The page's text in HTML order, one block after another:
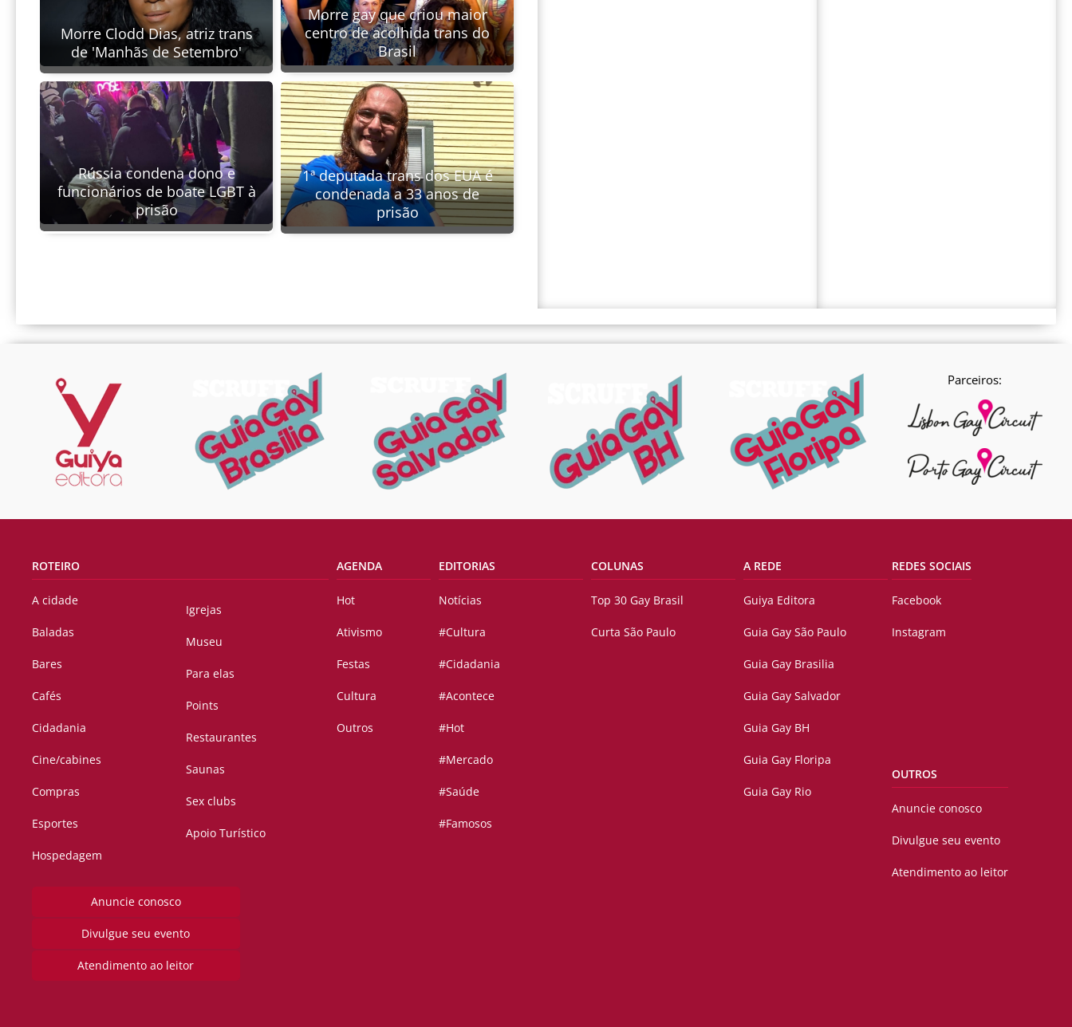
Morre Clodd Dias, atriz trans
de 'Manhãs de Setembro'
Morre gay que criou maior
centro de acolhida trans do
Brasil
Rússia condena dono e
funcionários de boate LGBT à
prisão
1ª deputada trans dos EUA é
condenada a 33 anos de
prisão
Parceiros:
ROTEIRO
A cidade
Baladas
Bares
Cafés
Cidadania
Cine/cabines
Compras
Esportes
Hospedagem
Igrejas
Museu
Para elas
Points
Restaurantes
Saunas
Sex clubs
Apoio Turístico
Anuncie conosco
Divulgue seu evento
Atendimento ao leitor
AGENDA
Hot
Ativismo
Festas
Cultura
Outros
EDITORIAS
Notícias
#Cultura
#Cidadania
#Acontece
#Hot
#Mercado
#Saúde
#Famosos
COLUNAS
Top 30 Gay Brasil
Curta São Paulo
A REDE
Guiya Editora
Guia Gay São Paulo
Guia Gay Brasilia
Guia Gay Salvador
Guia Gay BH
Guia Gay Floripa
Guia Gay Rio
REDES SOCIAIS
Facebook
Instagram
OUTROS
Anuncie conosco
Divulgue seu evento
Atendimento ao leitor